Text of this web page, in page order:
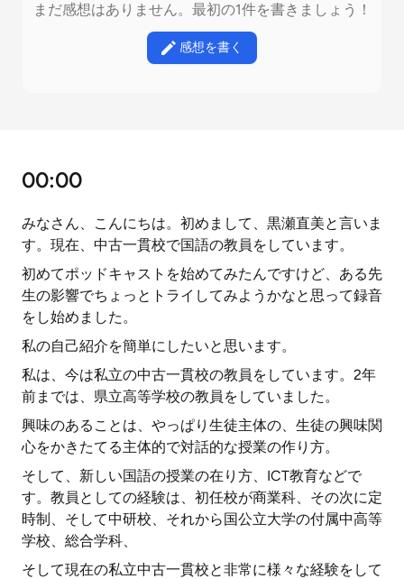
まだ感想はありません。最初の1件を書きましょう！
感想を書く
00:00
みなさん、こんにちは。初めまして、黒瀬直美と言いま
す。現在、中古一貫校で国語の教員をしています。
初めてポッドキャストを始めてみたんですけど、ある先
生の影響でちょっとトライしてみようかなと思って録音
をし始めました。
私の自己紹介を簡単にしたいと思います。
私は、今は私立の中古一貫校の教員をしています。2年
前までは、県立高等学校の教員をしていました。
興味のあることは、やっぱり生徒主体の、生徒の興味関
心をかきたてる主体的で対話的な授業の作り方。
そして、新しい国語の授業の在り方、ICT教育などで
す。教員としての経験は、初任校が商業科、その次に定
時制、そして中研校、それから国公立大学の付属中高等
学校、総合学科、
そして現在の私立中古一貫校と非常に様々な経験をして